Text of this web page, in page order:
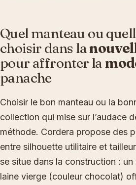
Quel manteau ou
choisir dans la
pour affronter la
panache
Choisir le bon manteau ou la
collection qui mise sur l’audace
méthode. Cordera propose des
entre silhouette utilitaire et
se situe dans la construction : un
laine vierge (couleur chocolat)